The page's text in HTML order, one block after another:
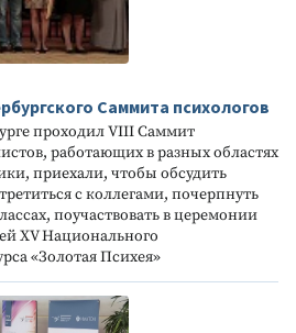
Саммита психологов
проходил VIII Саммит
работающих в разных областях
приехали, чтобы обсудить
с коллегами, почерпнуть
поучаствовать в церемонии
XV Национального
«Золотая Психея»